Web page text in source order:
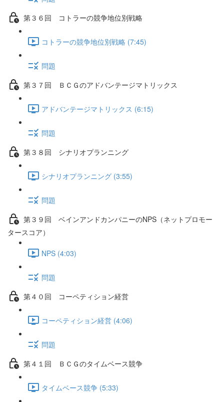
第３６回 コトラーの競争地位別戦略
コトラーの競争地位別戦略 (7:45)
問題
第３７回 ＢＣＧのアドバンテージマトリックス
アドバンテージマトリックス (6:15)
問題
第３８回 シナリオプランニング
シナリオプランニング (3:55)
問題
第３９回 ベインアンドカンパニーのNPS（ネットプロモー
タースコア）
NPS (4:03)
問題
第４０回 コーペティション経営
コーペティション経営 (4:06)
問題
第４１回 ＢＣＧのタイムベース競争
タイムベース競争 (5:33)